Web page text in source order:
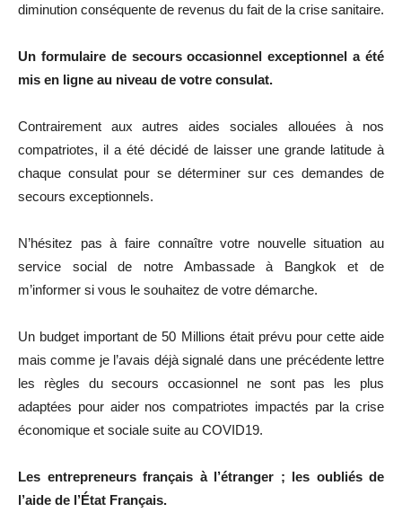
diminution conséquente de revenus du fait de la crise sanitaire.
Un formulaire de secours occasionnel exceptionnel a été
mis en ligne au niveau de votre consulat.
Contrairement aux autres aides sociales allouées à nos
compatriotes, il a été décidé de laisser une grande latitude à
chaque consulat pour se déterminer sur ces demandes de
secours exceptionnels.
N’hésitez pas à faire connaître votre nouvelle situation au
service social de notre Ambassade à Bangkok et de
m’informer si vous le souhaitez de votre démarche.
Un budget important de 50 Millions était prévu pour cette aide
mais comme je l’avais déjà signalé dans une précédente lettre
les règles du secours occasionnel ne sont pas les plus
adaptées pour aider nos compatriotes impactés par la crise
économique et sociale suite au COVID19.
Les entrepreneurs français à l’étranger ; les oubliés de
l’aide de l’État Français.